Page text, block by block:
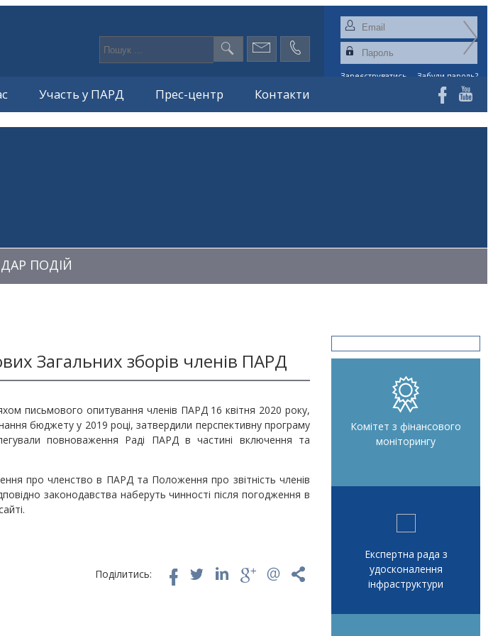
Зареєструватись Забули пароль?
Участь у ПАРД Прес-центр Контакти
ПОДІЙ
Загальних зборів членів ПАРД
письмового опитування членів ПАРД 16 квітня 2020 року,
бюджету у 2019 році, затвердили перспективну програму
повноваження Раді ПАРД в частині включення та
про членство в ПАРД та Положення про звітність членів
законодавства наберуть чинності після погодження в
Поділитись:
Комітет з фінансового
моніторингу
Експертна рада з
удосконалення
інфраструктури